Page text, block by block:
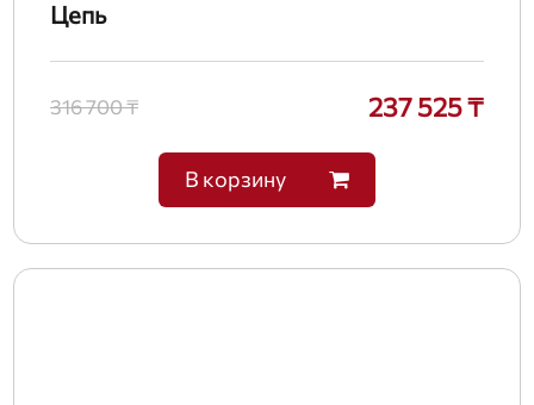
Цепь
316 700 ₸ 237 525 ₸
В корзину